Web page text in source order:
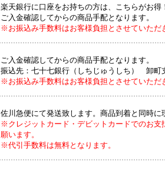
楽天銀行に口座をお持ちの方は、こちらがお得
ご入金確認してからの商品手配となります。
※お振込み手数料はお客様負担とさせていただ
ご入金確認してからの商品手配となります。
振込先：七十七銀行（しちじゅうしち） 卸町
※お振込み手数料はお客様負担とさせていただ
佐川急便にて発送致します。商品到着と同時に
※クレジットカード・デビットカードでのお支
願います。
※代引手数料は無料となります。